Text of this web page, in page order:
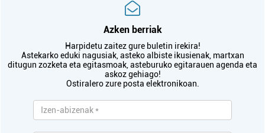
Azken berriak
Harpidetu zaitez gure buletin irekira!
Astekarko eduki nagusiak, asteko albiste ikusienak, martxan
ditugun zozketa eta egitasmoak, asteburuko egitarauen agenda eta
askoz gehiago!
Ostiralero zure posta elektronikoan.